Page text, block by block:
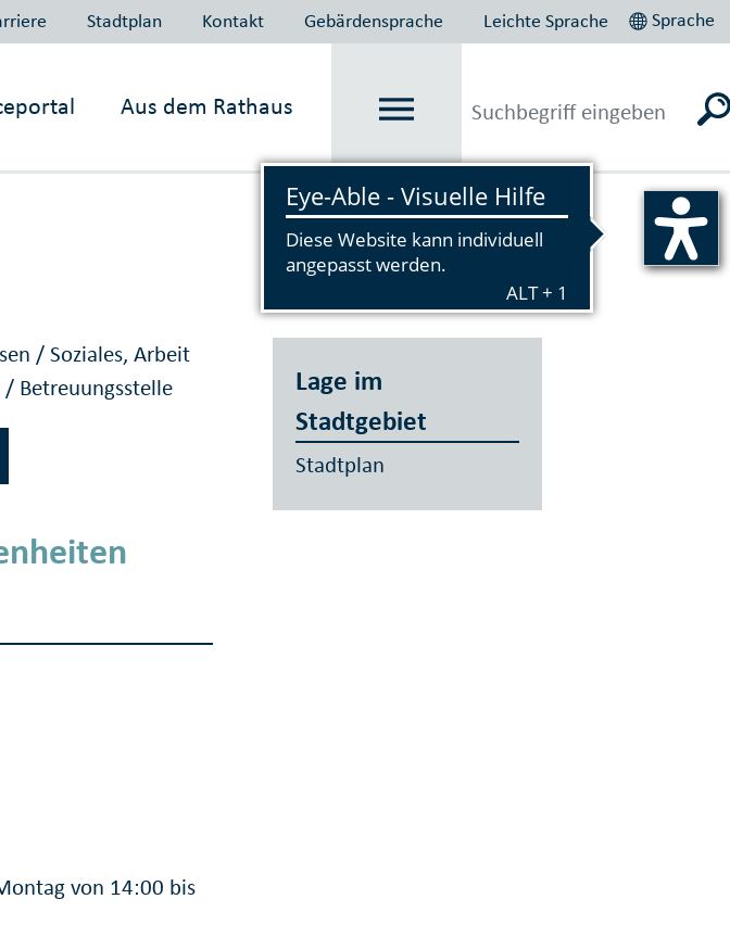
Stadtplan Kontakt Gebärdensprache Leichte Sprache Sprache
Aus dem Rathaus
Vorlesen
/Soziales, Arbeit
/ Betreuungsstelle
von 14:00 bis
Lage im
Stadtgebiet
Stadtplan